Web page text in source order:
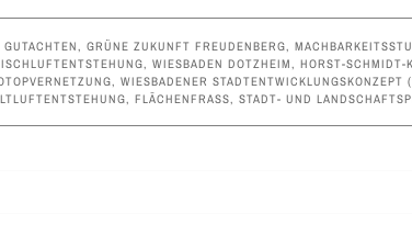
GUTACHTEN, GRÜNE ZUKUNFT FREUDENBERG,
, WIESBADEN DOTZHEIM, HORST-SCHMIDT-
, WIESBADENER STADTENTWICKLUNGSKONZEPT
, FLÄCHENFRASS , STADT- UND